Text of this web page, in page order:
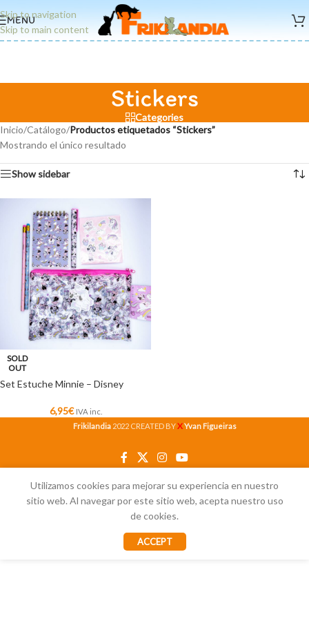
Skip to navigation
Skip to main content
MENU
Stickers
Categories
Inicio/Catálogo/Productos etiquetados “Stickers”
Mostrando el único resultado
Show sidebar
SOLD
OUT
Set Estuche Minnie – Disney
6,95€ IVA inc.
Frikilandia 2022 CREATED BYXYvan Figueiras
Utilizamos cookies para mejorar su experiencia en nuestro
sitio web. Al navegar por este sitio web, acepta nuestro uso
de cookies.
ACCEPT